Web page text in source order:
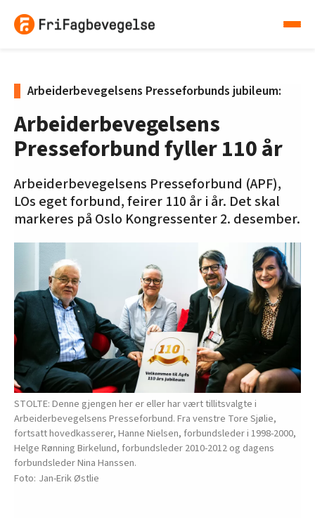
Arbeiderbevegelsens Presseforbunds jubileum:
Arbeiderbevegelsens
Presseforbund fyller 110 år
Arbeiderbevegelsens Presseforbund (APF),
LOs eget forbund, feirer 110 år i år. Det skal
markeres på Oslo Kongressenter 2. desember.
STOLTE: Denne gjengen her er eller har vært tillitsvalgte i
Arbeiderbevegelsens Presseforbund. Fra venstre Tore Sjølie,
fortsatt hovedkasserer, Hanne Nielsen, forbundsleder i 1998-2000,
Helge Rønning Birkelund, forbundsleder 2010-2012 og dagens
forbundsleder Nina Hanssen.
Jan-Erik Østlie